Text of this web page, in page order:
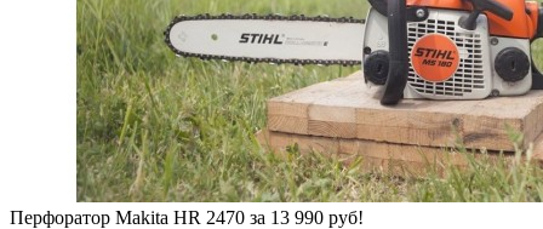
Перфоратор Makita HR 2470 за 13 990 руб!